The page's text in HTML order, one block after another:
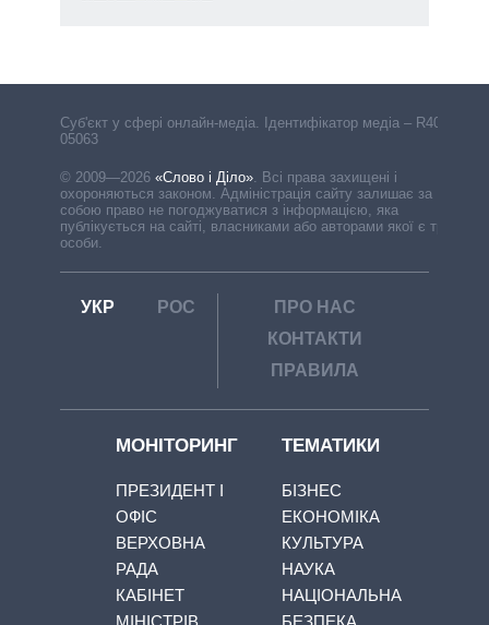
Cуб'єкт у сфері онлайн-медіа. Ідентифікатор медіа – R40-
05063
© 2009—2026 «Слово і Діло» Всі права захищені і
охороняються законом. Адміністрація сайту залишає за
собою право не погоджуватися з інформацією, яка
публікується на сайті, власниками або авторами якої є треті
особи.
УКР РОС
ПРО НАС
КОНТАКТИ
ПРАВИЛА
МОНІТОРИНГ
ПРЕЗИДЕНТ І
ОФІС
ВЕРХОВНА
РАДА
КАБІНЕТ
ТЕМАТИКИ
БІЗНЕС
ЕКОНОМІКА
КУЛЬТУРА
НАУКА
НАЦІОНАЛЬНА